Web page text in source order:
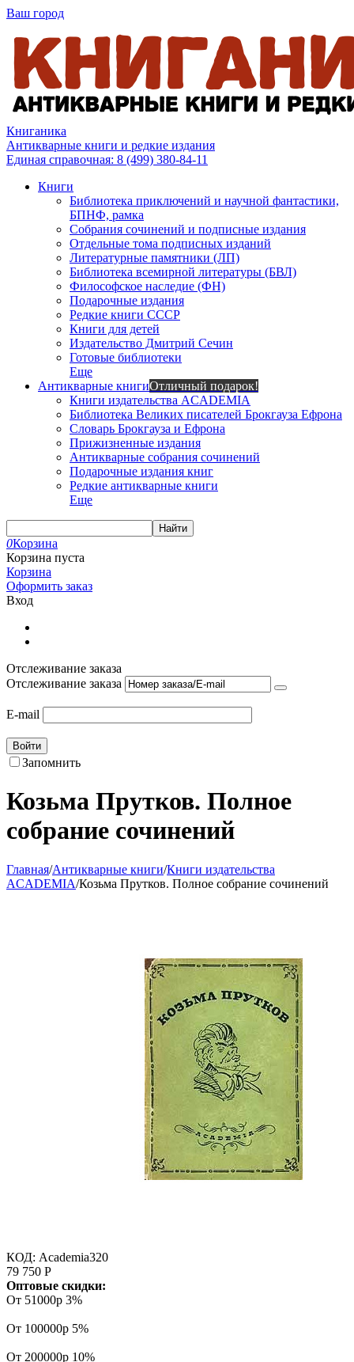
Ваш город
Книганика
Антикварные книги и редкие издания
Единая справочная: 8 (499) 380-84-11
Книги
Библиотека приключений и научной фантастики,
БПНФ, рамка
Собрания сочинений и подписные издания
Отдельные тома подписных изданий
Литературные памятники (ЛП)
Библиотека всемирной литературы (БВЛ)
Философское наследие (ФН)
Подарочные издания
Редкие книги СССР
Книги для детей
Издательство Дмитрий Сечин
Готовые библиотеки
Еще
Антикварные книгиОтличный подарок!
Книги издательства ACADEMIA
Библиотека Великих писателей Брокгауза Ефрона
Словарь Брокгауза и Ефрона
Прижизненные издания
Антикварные собрания сочинений
Подарочные издания книг
Редкие антикварные книги
Еще
Найти
0Корзина
Корзина пуста
Корзина
Оформить заказ
Вход
Отслеживание заказа
Отслеживание заказа
E-mail
Войти
Запомнить
Козьма Прутков. Полное
собрание сочинений
Главная/Антикварные книги/Книги издательства
ACADEMIA/Козьма Прутков. Полное собрание сочинений
КОД: Academia320
79 750 Р
Оптовые скидки:
От 51000р 3%
От 100000р 5%
От 200000р 10%